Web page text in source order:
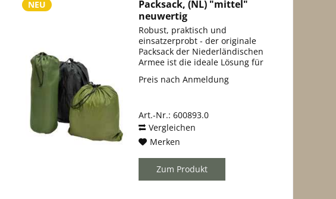
NEU
Packsack, (NL) "mittel"
neuwertig
Robust, praktisch und
einsatzerprobt - der originale
Packsack der Niederländischen
Armee ist die ideale Lösung für
bringen möchten. Mit einem
Preis nach Anmeldung
Art.-Nr.: 600893.0
Vergleichen
Merken
Zum Produkt